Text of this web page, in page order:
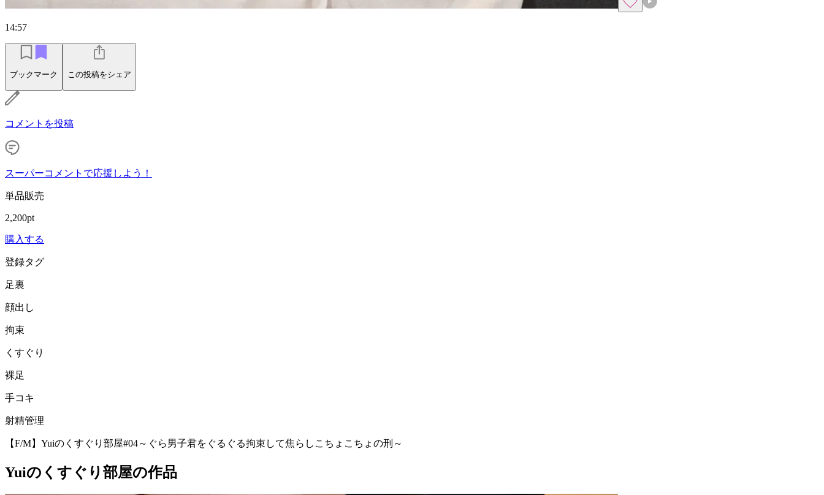
14:57
ブックマーク この投稿をシェア
コメントを投稿
スーパーコメントで応援しよう！
単品販売
2,200pt
購入する
登録タグ
足裏
顔出し
拘束
くすぐり
裸足
手コキ
射精管理
【F/M】Yuiのくすぐり部屋#04～ぐら男子君をぐるぐる拘束して焦らしこちょこちょの刑～
Yuiのくすぐり部屋の作品